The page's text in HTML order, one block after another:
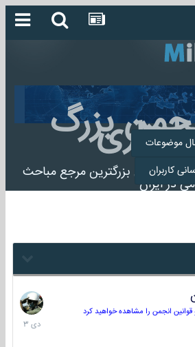
بزرگ
میلیتاری بزرگترین مرجع مباحث
در ایران
موضوعات
کاربران
انجمن را مشاهده خواهید کرد
22
دی
1403